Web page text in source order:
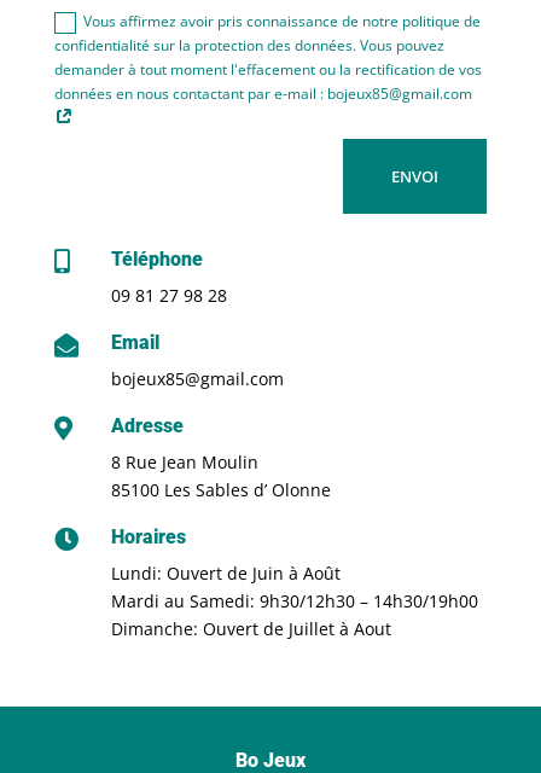
Vous affirmez avoir pris connaissance de notre politique de
confidentialité sur la protection des données. Vous pouvez
demander à tout moment l'effacement ou la rectification de vos
données en nous contactant par e-mail : bojeux85@gmail.com
ENVOI

Téléphone
09 81 27 98 28

Email
bojeux85@gmail.com

Adresse
8 Rue Jean Moulin
85100 Les Sables d’ Olonne

Horaires
Lundi: Ouvert de Juin à Août
Mardi au Samedi: 9h30/12h30 – 14h30/19h00
Dimanche: Ouvert de Juillet à Aout
Bo Jeux